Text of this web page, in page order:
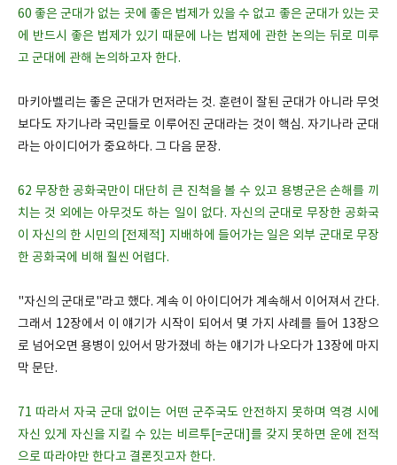
60 좋은 군대가 없는 곳에 좋은 법제가 있을 수 없고 좋은 군대가 있는 곳
에 반드시 좋은 법제가 있기 때문에 나는 법제에 관한 논의는 뒤로 미루
고 군대에 관해 논의하고자 한다.
마키아벨리는 좋은 군대가 먼저라는 것. 훈련이 잘된 군대가 아니라 무엇
보다도 자기나라 국민들로 이루어진 군대라는 것이 핵심. 자기나라 군대
라는 아이디어가 중요하다. 그 다음 문장.
62 무장한 공화국만이 대단히 큰 진척을 볼 수 있고 용병군은 손해를 끼
치는 것 외에는 아무것도 하는 일이 없다. 자신의 군대로 무장한 공화국
이 자신의 한 시민의 [전제적] 지배하에 들어가는 일은 외부 군대로 무장
한 공화국에 비해 훨씬 어렵다.
"자신의 군대로"라고 했다. 계속 이 아이디어가 계속해서 이어져서 간다.
그래서 12장에서 이 얘기가 시작이 되어서 몇 가지 사례를 들어 13장으
로 넘어오면 용병이 있어서 망가졌네 하는 얘기가 나오다가 13장에 마지
막 문단.
71 따라서 자국 군대 없이는 어떤 군주국도 안전하지 못하며 역경 시에
자신 있게 자신을 지킬 수 있는 비르투[=군대]를 갖지 못하면 운에 전적
으로 따라야만 한다고 결론짓고자 한다.